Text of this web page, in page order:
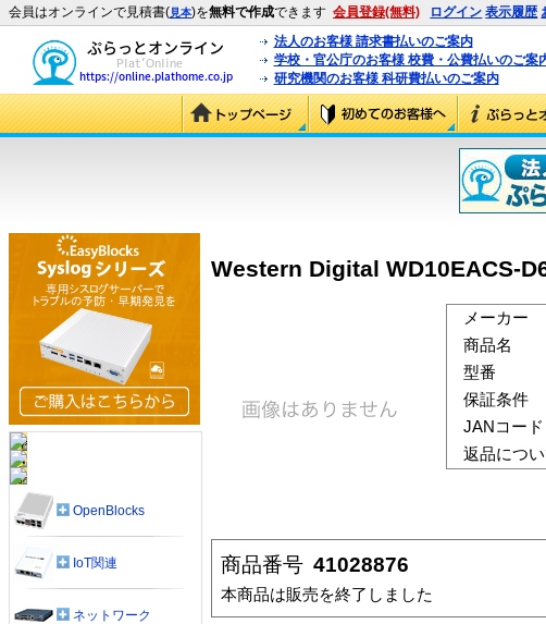
会員はオンラインで見積書(見本)を無料で作成できます 会員登録(無料) ログイン 表示履歴
法人のお客様 請求書払いのご案内
学校・官公庁のお客様 校費・公費払いのご案
研究機関のお客様 科研費払いのご案内
Western Digital WD10EACS-
メーカー
商品名
型番
保証条件
JANコード
返品につい
商品番号 41028876
本商品は販売を終了しました
OpenBlocks
IoT関連
ネットワーク